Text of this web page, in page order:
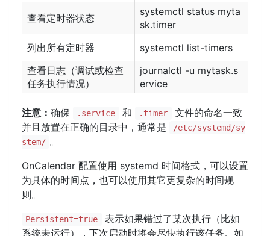
查看定时器状态
systemctl status myta
sk.timer
列出所有定时器
systemctl list-timers
查看日志（调试或检查
任务执行情况）
journalctl -u mytask.s
ervice
注意： 确保 .service 和 .timer
文件的命名一致
并且放置在正确的目录中，通常是
/etc/systemd/sy
stem/ 。
OnCalendar 配置使用 systemd 时间格式，可以设置
为具体的时间点，也可以使用其它更复杂的时间规
则。
Persistent=true
表示如果错过了某次执行（比如
系统未运行），下次启动时将会尽快执行该任务。如